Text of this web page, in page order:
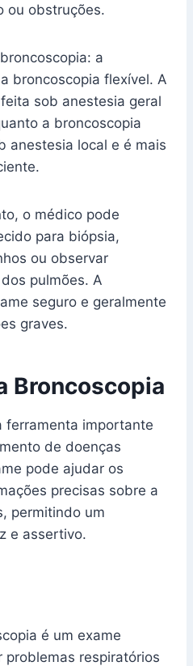
ou obstruções.
a
broncoscopia flexível. A
sob anestesia geral
a broncoscopia
anestesia local e é mais
o médico pode
para biópsia,
ou observar
pulmões. A
seguro e geralmente
graves.
Broncoscopia
ferramenta importante
de doenças
pode ajudar os
precisas sobre a
permitindo um
e assertivo.
é um exame
problemas respiratórios